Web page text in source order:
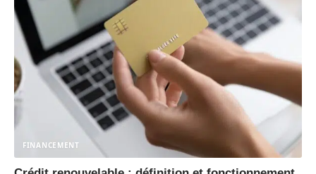
FINANCEMENT